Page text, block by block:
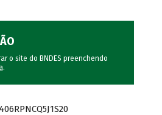
o site do BNDES preenchendo
.